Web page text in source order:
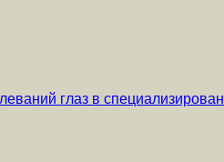
глаз в